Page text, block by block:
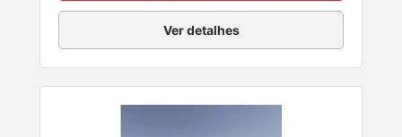
Ver detalhes